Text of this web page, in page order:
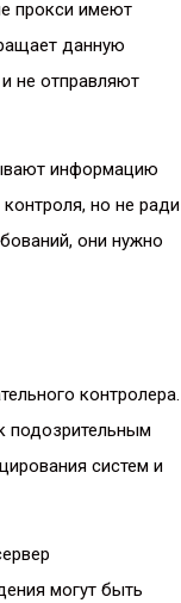
прокси имеют
данную
не отправляют
информацию
но не ради
они нужно
контролера.
подозрительным
систем и
могут быть